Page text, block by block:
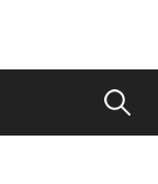
Suchen